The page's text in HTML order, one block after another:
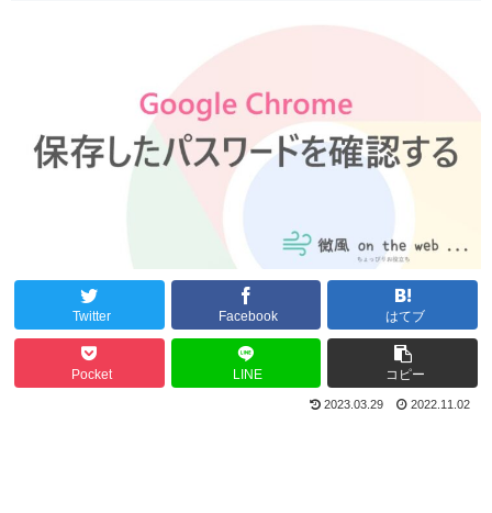
Twitter Facebook はてブ
Pocket LINE コピー
2023.03.29 2022.11.02